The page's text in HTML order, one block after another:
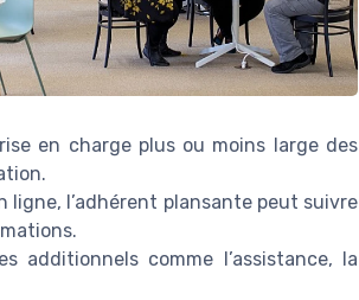
en charge plus ou moins large des
ligne, l’adhérent plansante peut suivre
additionnels comme l’assistance, la